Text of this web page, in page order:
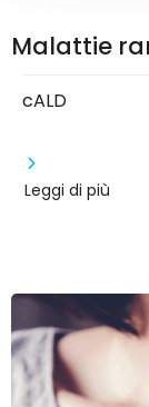
Malattie
cALD
Leggi di più